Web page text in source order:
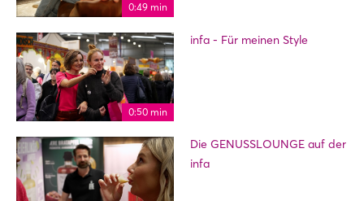
0:49 min
0:50 min
infa - Für meinen Style
Die GENUSSLOUNGE auf der
infa